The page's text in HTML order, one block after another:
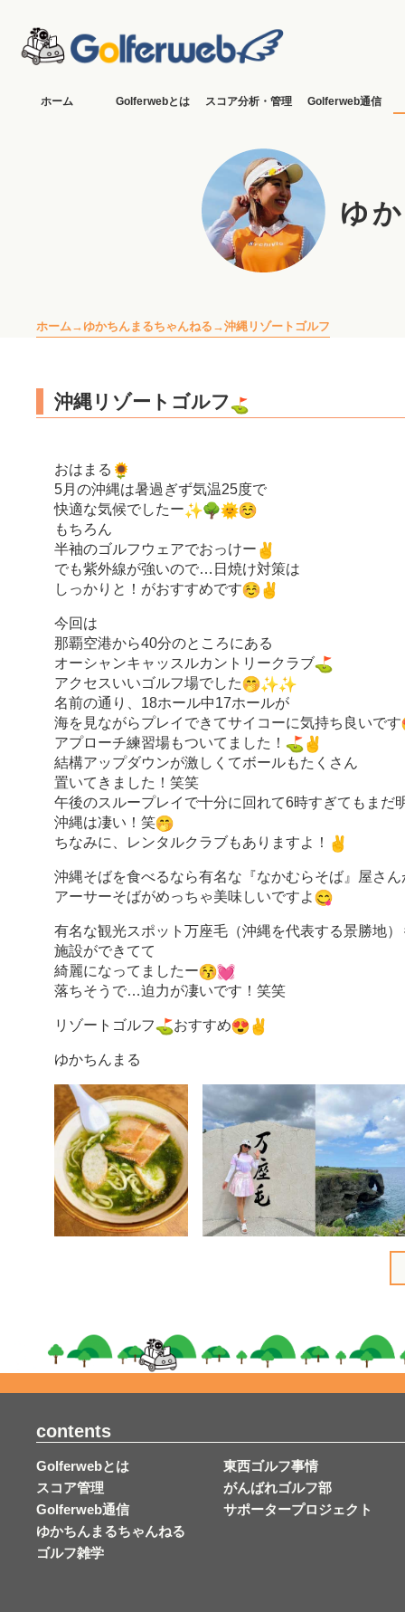
ホーム Golferwebとは スコア分析・管理 Golferweb通信
ゆ
ホーム ゆかちんまるちゃんねる 沖縄リゾートゴルフ
沖縄リゾートゴルフ
おはまる
5月の沖縄は暑過ぎず気温25度で
快適な気候でしたー
もちろん
半袖のゴルフウェアでおっけー
でも紫外線が強いので…日焼け対策は
しっかりと！がおすすめです
今回は
那覇空港から40分のところにある
オーシャンキャッスルカントリークラブ
アクセスいいゴルフ場でした
名前の通り、18ホール中17ホールが
海を見ながらプレイできてサイコーに気持ち良いです
アプローチ練習場もついてました！
結構アップダウンが激しくてボールもたくさん
置いてきました！笑笑
午後のスループレイで十分に回れて6時すぎてもまだ
沖縄は凄い！笑
ちなみに、レンタルクラブもありますよ！
沖縄そばを食べるなら有名な『なかむらそば』屋さ
アーサーそばがめっちゃ美味しいですよ
有名な観光スポット万座毛（沖縄を代表する景勝地
施設ができてて
綺麗になってましたー
落ちそうで…迫力が凄いです！笑笑
リゾートゴルフ おすすめ
ゆかちんまる
contents
Golferwebとは
スコア管理
Golferweb通信
ゆかちんまるちゃんねる
ゴルフ雑学
東西ゴルフ事情
がんばれゴルフ部
サポータープロジェクト